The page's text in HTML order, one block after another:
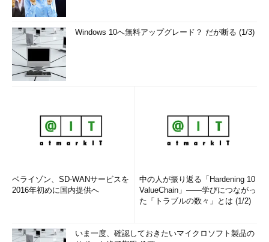
Windows 10へ無料アップグレード？ だが断る (1/3)
ベライゾン、SD-WANサービスを
2016年初めに国内提供へ
中の人が振り返る「Hardening 10
ValueChain」――学びにつながっ
た「トラブルの数々」とは (1/2)
いま一度、確認しておきたいマイクロソフト製品の